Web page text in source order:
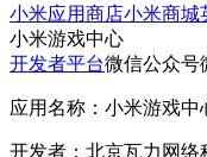
小米应用商店小米商城
小米游戏中心
开发者平台微信公众号
应用名称：小米游戏中
开发者：北京瓦力网络